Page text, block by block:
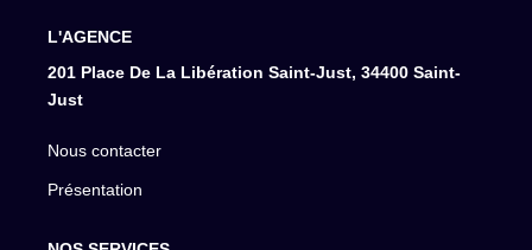
L'AGENCE
201 Place De La Libération Saint-Just, 34400 Saint-
Just
Nous contacter
Présentation